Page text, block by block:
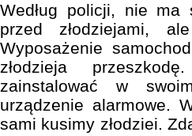
Według policji, nie ma
przed złodziejami,
Wyposażenie
złodzieja
zainstalować w
urządzenie alarmowe.
sami kusimy złodziei.